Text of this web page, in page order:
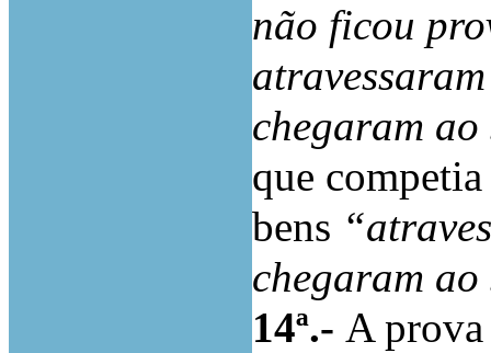
não ficou
atravessaram
chegaram ao
que
bens
chegaram ao
14ª.- A prova